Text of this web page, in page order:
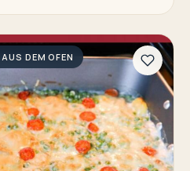
DEM OFEN